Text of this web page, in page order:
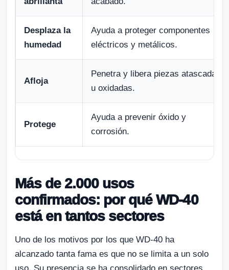
Desplaza la
humedad
Ayuda a proteger componentes
eléctricos y metálicos.
Afloja
Penetra y libera piezas atascadas
u oxidadas.
Protege
Ayuda a prevenir óxido y
corrosión.
Más de 2.000 usos
confirmados: por qué WD-40
está en tantos sectores
Uno de los motivos por los que WD-40 ha
alcanzado tanta fama es que no se limita a un solo
uso. Su presencia se ha consolidado en sectores